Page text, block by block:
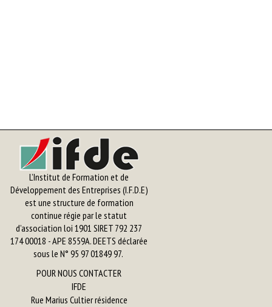
L’Institut de Formation et de
Développement des Entreprises (I.F.D.E)
est une structure de formation
continue régie par le statut
d’association loi 1901 SIRET 792 237
174 00018 - APE 8559A. DEETS déclarée
sous le N° 95 97 01849 97.
POUR NOUS CONTACTER
IFDE
Rue Marius Cultier résidence